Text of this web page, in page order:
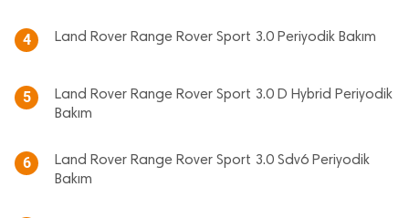
4 Land Rover Range Rover Sport 3.0 Periyodik Bakım
5
Land Rover Range Rover Sport 3.0 D Hybrid Periyodik
Bakım
6
Land Rover Range Rover Sport 3.0 Sdv6 Periyodik
Bakım